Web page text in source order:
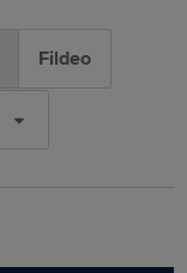
Fildeo